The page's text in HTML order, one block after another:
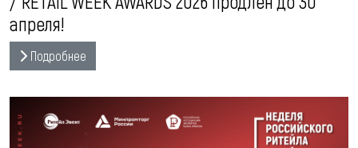
апреля!
Подробнее